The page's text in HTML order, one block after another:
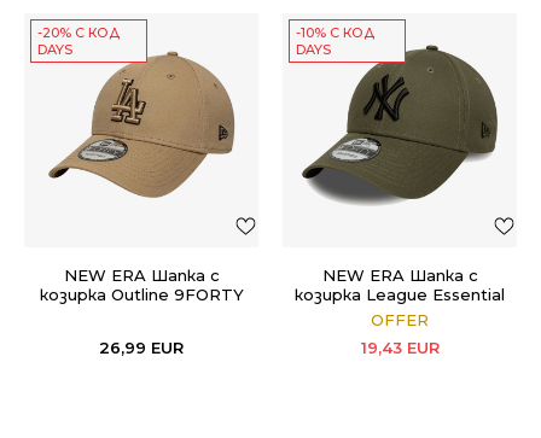
-20% С КОД
DAYS
NEW ERA Шапка с
козирка Outline 9FORTY
26,99 EUR
-10% С КОД
DAYS
NEW ERA Шапка с
козирка League Essential
9FORTY
OFFER
19,43 EUR